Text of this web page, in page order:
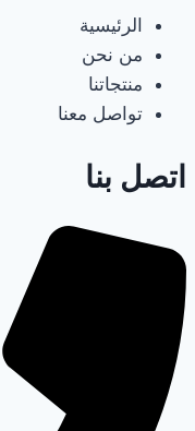
الرئيسية
من نحن
منتجاتنا
تواصل معنا
اتصل بنا